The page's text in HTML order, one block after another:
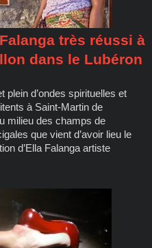
très réussi à
dans le Lubéron
plein d’ondes spirituelles et
à Saint-Martin de
milieu des champs de
que vient d’avoir lieu le
d’Ella Falanga artiste